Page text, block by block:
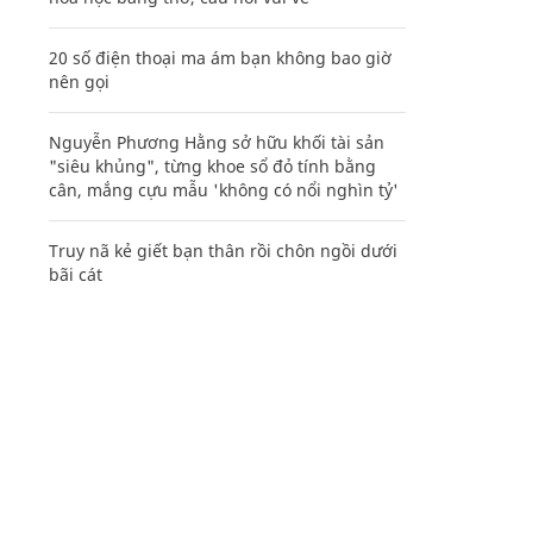
20 số điện thoại ma ám bạn không bao giờ
nên gọi
Nguyễn Phương Hằng sở hữu khối tài sản
"siêu khủng", từng khoe sổ đỏ tính bằng
cân, mắng cựu mẫu 'không có nổi nghìn tỷ'
Truy nã kẻ giết bạn thân rồi chôn ngồi dưới
bãi cát